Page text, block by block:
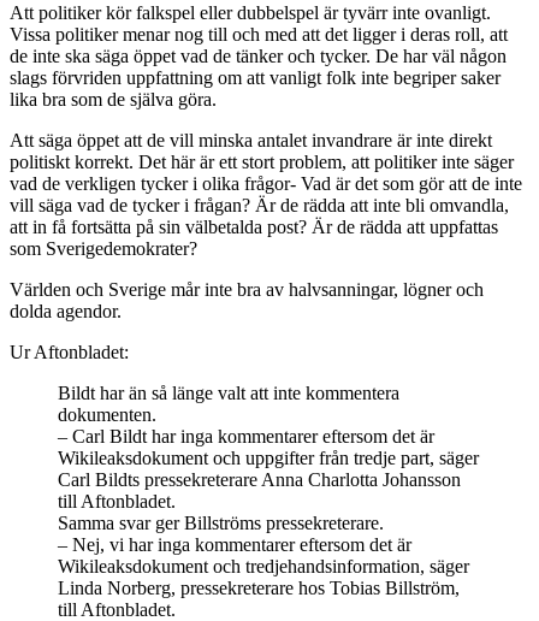
Att politiker kör falkspel eller dubbelspel är tyvärr inte ovanligt.
Vissa politiker menar nog till och med att det ligger i deras roll, att
de inte ska säga öppet vad de tänker och tycker. De har väl någon
slags förvriden uppfattning om att vanligt folk inte begriper saker
lika bra som de själva göra.
Att säga öppet att de vill minska antalet invandrare är inte direkt
politiskt korrekt. Det här är ett stort problem, att politiker inte säger
vad de verkligen tycker i olika frågor- Vad är det som gör att de inte
vill säga vad de tycker i frågan? Är de rädda att inte bli omvandla,
att in få fortsätta på sin välbetalda post? Är de rädda att uppfattas
som Sverigedemokrater?
Världen och Sverige mår inte bra av halvsanningar, lögner och
dolda agendor.
Ur Aftonbladet:
Bildt har än så länge valt att inte kommentera
dokumenten.
– Carl Bildt har inga kommentarer eftersom det är
Wikileaksdokument och uppgifter från tredje part, säger
Carl Bildts pressekreterare Anna Charlotta Johansson
till Aftonbladet.
Samma svar ger Billströms pressekreterare.
– Nej, vi har inga kommentarer eftersom det är
Wikileaksdokument och tredjehandsinformation, säger
Linda Norberg, pressekreterare hos Tobias Billström,
till Aftonbladet.